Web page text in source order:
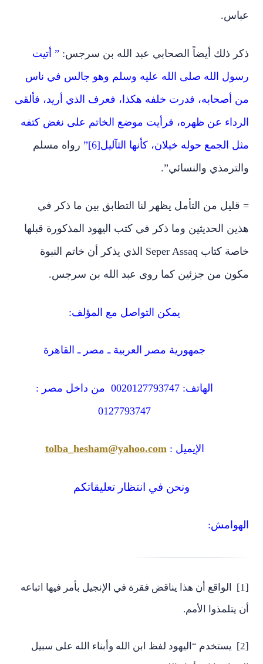
عباس.
ذكر ذلك أيضاً الصحابي عبد الله بن سرجس: ” أتيت
رسول الله صلى الله عليه وسلم وهو جالس في ناس
من أصحابه، فدرت خلفه هكذا، فعرف الذي أريد، فألقى
الرداء عن ظهره، فرأيت موضع الخاتم على نغض كتفه
مثل الجمع حوله خيلان، كأنها الثآليل[6]”
رواه مسلم
والترمذي والنسائي”.
= قليل من التأمل يظهر لنا التطابق بين ما ذكر في
هذين الحديثين وما ذكر في كتب اليهود المذكورة قبلها
خاصة كتاب Seper Assaq الذي يذكر أن خاتم النبوة
مكون من جزئين كما روى عبد الله بن سرجس.
يمكن التواصل مع المؤلف:
جمهورية مصر العربية ـ مصر ـ القاهرة
الهاتف: 0020127793747 من داخل مصر :
0127793747
الإيميل :tolba_hesham@yahoo.com
ونحن في انتظار تعليقاتكم
الهوامش:
[1] الواقع أن هذا يناقض فقرة في الإنجيل بأمر فيها اتباعه
أن يتلمذوا الأمم.
[2] يستخدم “اليهود لفظ ابن الله وأبناء الله على سبيل